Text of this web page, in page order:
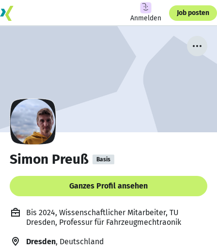
Anmelden
Job posten
Simon Preuß Basis
Ganzes Profil ansehen
Bis 2024, Wissenschaftlicher Mitarbeiter, TU
Dresden, Professur für Fahrzeugmechtraonik
Dresden, Deutschland